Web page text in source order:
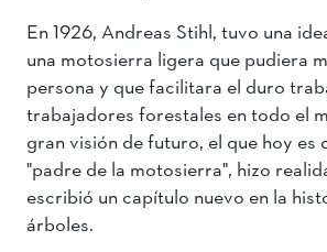
En 1926, Andreas Stihl, tuvo una
una motosierra ligera que pudiera
persona y que facilitara el duro
trabajadores forestales en todo el
gran visión de futuro, el que hoy es
"padre de la motosierra", hizo
escribió un capítulo nuevo en la
árboles.